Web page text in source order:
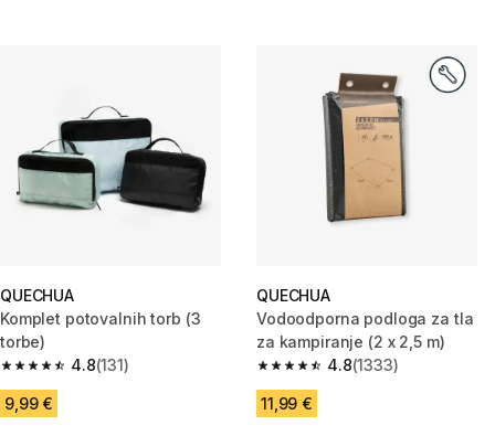
QUECHUA
Komplet potovalnih torb (3
torbe)
4.8
4.8 od 5 zvezdic from 131 ocene
(131)
9,99 €
QUECHUA
Vodoodporna podloga za tla
za kampiranje (2 x 2,5 m)
4.8
4.8 od 5 zvezdic from 1333
(1333)
11,99 €